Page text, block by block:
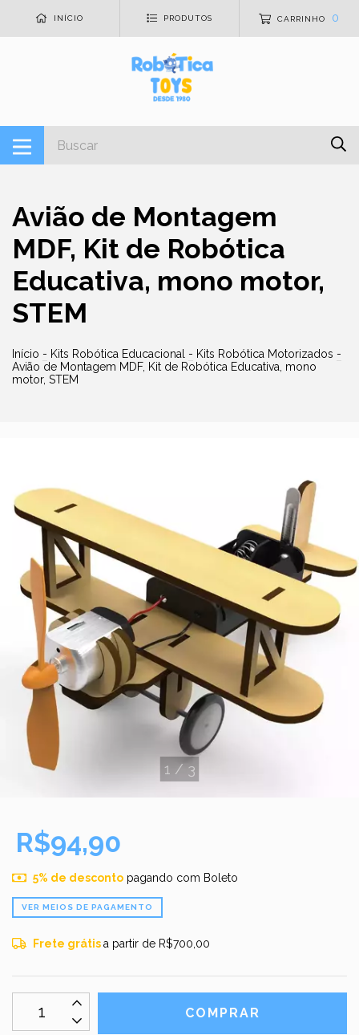
INÍCIO PRODUTOS CARRINHO 0
Avião de Montagem
MDF, Kit de Robótica
Educativa, mono motor,
STEM
Início - Kits Robótica Educacional - Kits Robótica Motorizados -
Avião de Montagem MDF, Kit de Robótica Educativa, mono
motor, STEM
1 / 3
R$94,90
5% de descontopagando com Boleto
VER MEIOS DE PAGAMENTO
Frete grátisa partir de R$700,00